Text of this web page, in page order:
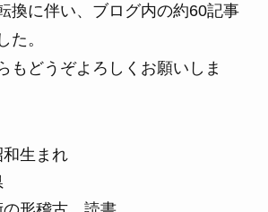
換に伴い、ブログ内の約60記事
た。
もどうぞよろしくお願いしま
生まれ